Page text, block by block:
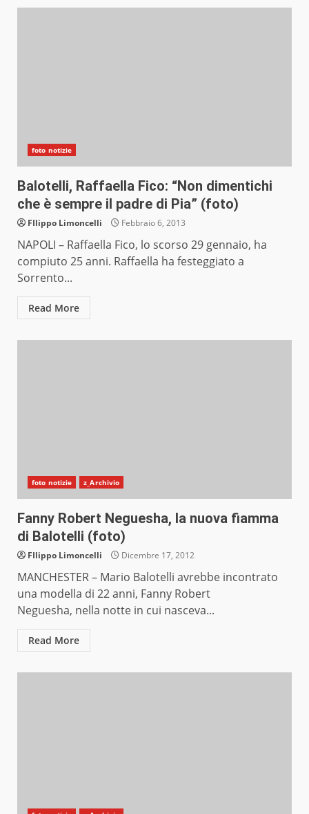
foto notizie
Balotelli, Raffaella Fico: “Non dimentichi
che è sempre il padre di Pia” (foto)
FIlippo Limoncelli Febbraio 6, 2013
NAPOLI – Raffaella Fico, lo scorso 29 gennaio, ha
compiuto 25 anni. Raffaella ha festeggiato a
Sorrento...
Read More
foto notizie z_Archivio
Fanny Robert Neguesha, la nuova fiamma
di Balotelli (foto)
FIlippo Limoncelli Dicembre 17, 2012
MANCHESTER – Mario Balotelli avrebbe incontrato
una modella di 22 anni, Fanny Robert
Neguesha, nella notte in cui nasceva...
Read More